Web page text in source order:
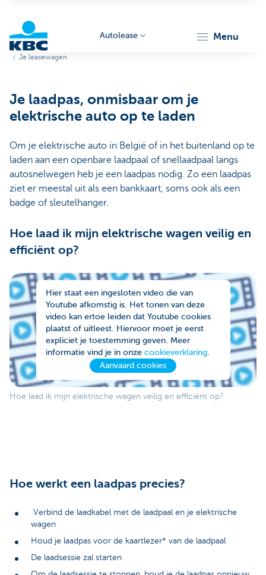
Autolease menu
Je leasewagen
Je laadpas, onmisbaar om je
elektrische auto op te laden
Om je elektrische auto in België of in het buitenland op te
laden aan een openbare laadpaal of snellaadpaal langs
autosnelwegen heb je een laadpas nodig. Zo een laadpas
ziet er meestal uit als een bankkaart, soms ook als een
badge of sleutelhanger.
Hoe laad ik mijn elektrische wagen veilig en
efficiënt op?
Hier staat een ingesloten video die van
Youtube afkomstig is. Het tonen van deze
video kan ertoe leiden dat Youtube cookies
plaatst of uitleest. Hiervoor moet je eerst
expliciet je toestemming geven. Meer
informatie vind je in onze cookieverklaring.
Aanvaard cookies
Hoe laad ik mijn elektrische wagen veilig en efficiënt op?
Hoe werkt een laadpas precies?
Verbind de laadkabel met de laadpaal en je elektrische
wagen
Houd je laadpas voor de kaartlezer* van de laadpaal
De laadsessie zal starten